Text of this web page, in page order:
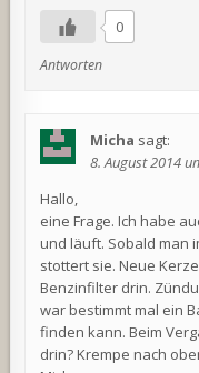
0
Antworten
Micha sagt:
8. August 2014
Hallo,
eine Frage. Ich habe
und läuft. Sobald man
stottert sie. Neue
Benzinfilter drin.
war bestimmt mal ein
finden kann. Beim
drin? Krempe nach